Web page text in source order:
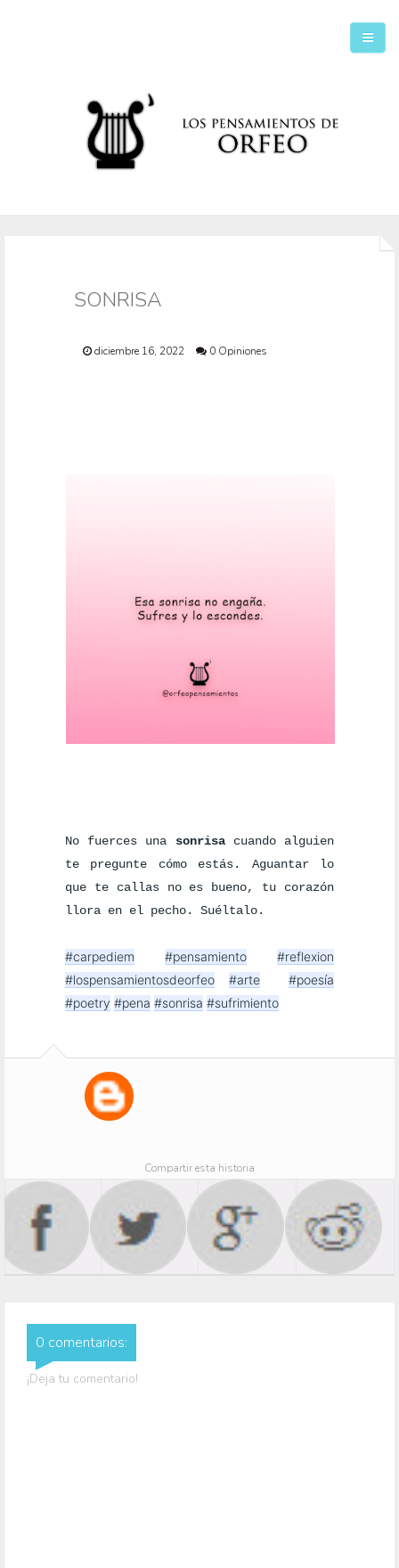
SONRISA
diciembre 16, 2022 0 Opiniones
No fuerces una sonrisa cuando alguien
te pregunte cómo estás. Aguantar lo
que te callas no es bueno, tu corazón
llora en el pecho. Suéltalo.
#carpediem #pensamiento
#reflexion
#lospensamientosdeorfeo
#arte
#poesía
#poetry #pena #sonrisa #sufrimiento
Compartir esta historia
0 comentarios:
¡Deja tu comentario!